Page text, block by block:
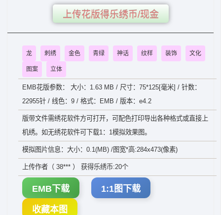
上传花版得乐绣币/现金
龙 刺绣 金色 青绿 神话 纹样 装饰 文化
图案 立体
EMB花版参数： 大小：1.63 MB / 尺寸：75*125[毫米] / 针数：
22955针 / 线色：9 / 格式：EMB / 版本：e4.2
版带文件需绣花软件方可打开，可配色打印导出各种格式或直接上
机绣。如无绣花软件可下载1：1模拟效果图。
模拟图片信息：大小：0.1(MB) /图宽*高:284x473(像素)
上传作者（ 38*** ） 获得乐绣币:20个
EMB下载 1:1图下载
收藏本图